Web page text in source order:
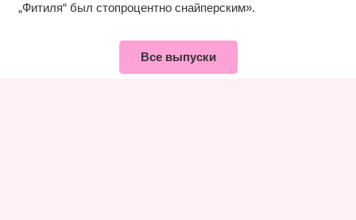
„Фитиля“ был стопроцентно снайперским».
Все выпуски